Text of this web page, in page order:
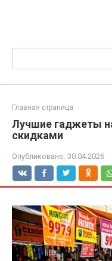
Поиск:
Главная страница
Лучшие гаджеты
скидками
Опубликовано: 30.04.2026